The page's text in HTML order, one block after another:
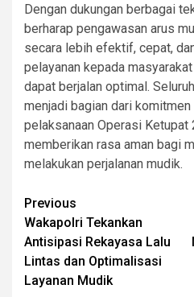
Dengan dukungan berbagai
berharap pengawasan arus
secara lebih efektif, cepat,
pelayanan kepada
dapat berjalan optimal.
menjadi bagian dari
pelaksanaan Operasi
memberikan rasa aman bagi
melakukan perjalanan mudik.
Post
navigation
Previous
Wakapolri Tekankan
Antisipasi Rekayasa Lalu
Lintas dan Optimalisasi
Layanan Mudik